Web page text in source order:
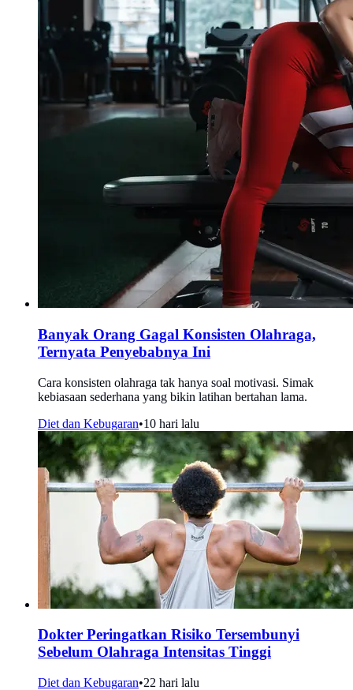
Banyak Orang Gagal Konsisten Olahraga,
Ternyata Penyebabnya Ini
Cara konsisten olahraga tak hanya soal motivasi. Simak
kebiasaan sederhana yang bikin latihan bertahan lama.
Diet dan Kebugaran•10 hari lalu
Dokter Peringatkan Risiko Tersembunyi
Sebelum Olahraga Intensitas Tinggi
Diet dan Kebugaran•22 hari lalu